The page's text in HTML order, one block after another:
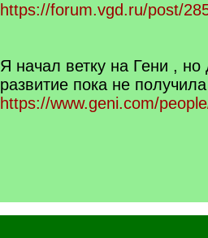
https://forum.vgd.ru/post/
Я начал ветку на Гени ,
развитие пока не получила
https://www.geni.com/